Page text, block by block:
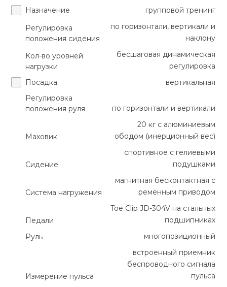
Назначение
групповой тренинг
Регулировка
положения сидения
по горизонтали, вертикали и
наклону
Кол-во уровней
нагрузки
бесшаговая динамическая
регулировка
Посадка
вертикальная
Регулировка
положения руля
по горизонтали и вертикали
Маховик
20 кг с алюминиевым
ободом (инерционный вес)
Сидение
спортивное с гелиевыми
подушками
Система нагружения
магнитная бесконтактная с
ременным приводом
Педали
Toe Clip JD-304V на стальных
подшипниках
Руль
многопозиционный
Измерение пульса
встроенный приемник
беспроводного сигнала
пульса